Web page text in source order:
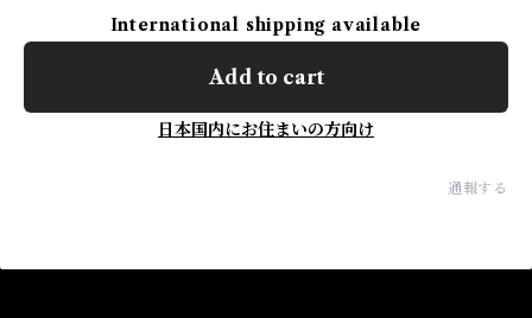
International shipping available
Add to cart
日本国内にお住まいの方向け
通報する